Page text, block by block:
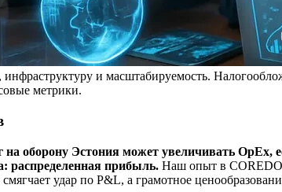
инфраструктуру и масштабируемость.
метрики.
оборону Эстония может увеличивать OpEx,
распределенная прибыль. Наш опыт в COREDO
удар по P&L, а грамотное